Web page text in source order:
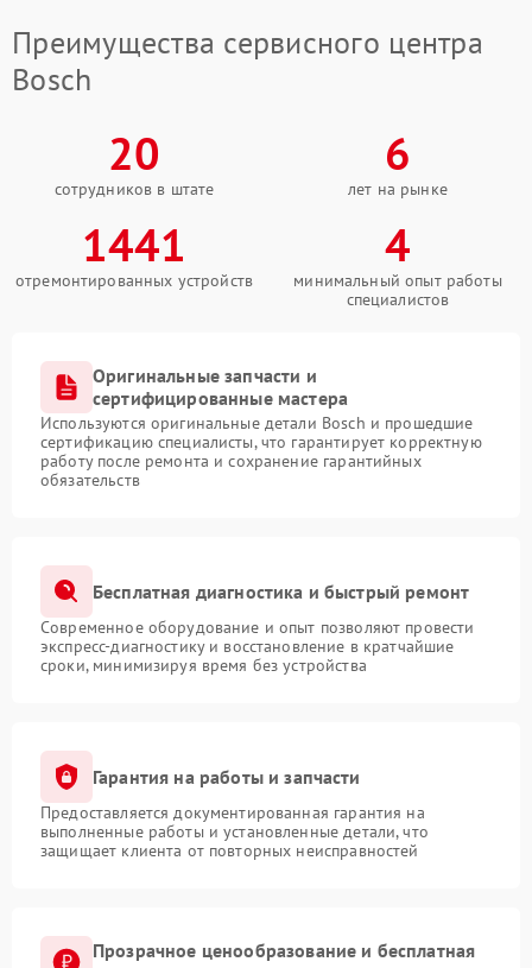
Преимущества сервисного центра
Bosch
20
сотрудников в штате
6
лет на рынке
1441
отремонтированных устройств
4
минимальный опыт работы
специалистов
Оригинальные запчасти и
сертифицированные мастера
Используются оригинальные детали Bosch и прошедшие
сертификацию специалисты, что гарантирует корректную
работу после ремонта и сохранение гарантийных
обязательств
Бесплатная диагностика и быстрый ремонт
Современное оборудование и опыт позволяют провести
экспресс-диагностику и восстановление в кратчайшие
сроки, минимизируя время без устройства
Гарантия на работы и запчасти
Предоставляется документированная гарантия на
выполненные работы и установленные детали, что
защищает клиента от повторных неисправностей
Прозрачное ценообразование и бесплатная